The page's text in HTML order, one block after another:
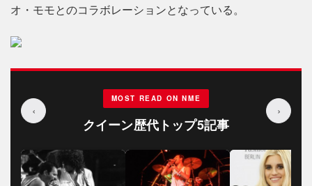
オ・モモとのコラボレーションとなっている。
‹
MOST READ ON NME
クイーン歴代トップ5記事
›